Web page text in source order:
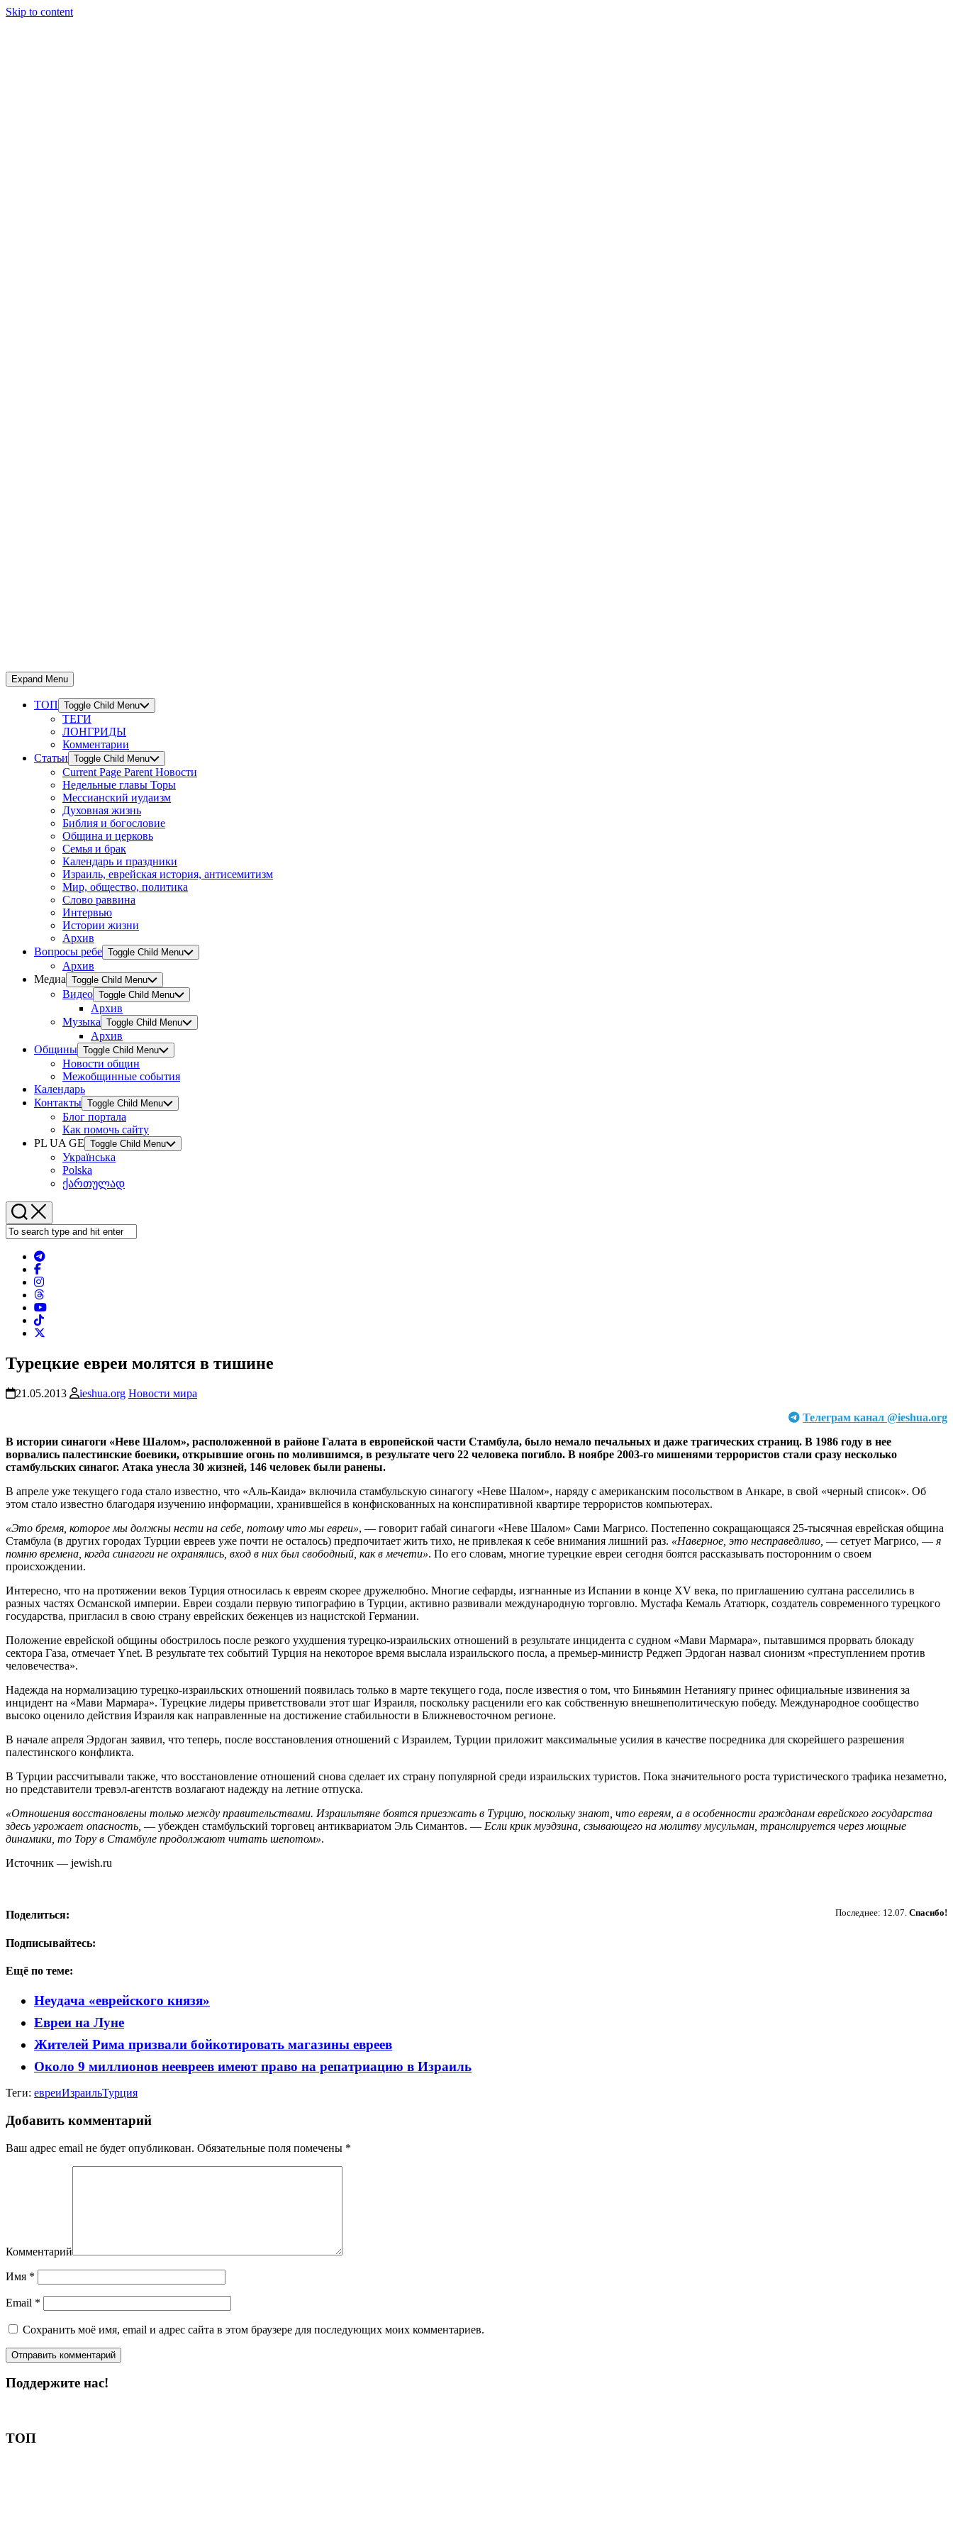
Skip to content
Expand Menu
ТОП Toggle Child Menu
ТЕГИ
ЛОНГРИДЫ
Комментарии
Статьи Toggle Child Menu
Current Page Parent Новости
Недельные главы Торы
Мессианский иудаизм
Духовная жизнь
Библия и богословие
Община и церковь
Семья и брак
Календарь и праздники
Израиль, еврейская история, антисемитизм
Мир, общество, политика
Слово раввина
Интервью
Истории жизни
Архив
Вопросы ребе Toggle Child Menu
Архив
Медиа Toggle Child Menu
Видео Toggle Child Menu
Архив
Музыка Toggle Child Menu
Архив
Общины Toggle Child Menu
Новости общин
Межобщинные события
Календарь
Контакты Toggle Child Menu
Блог портала
Как помочь сайту
PL UA GE Toggle Child Menu
Українська
Polska
ქართულად
Турецкие евреи молятся в тишине
21.05.2013 ieshua.org Новости мира
Телеграм канал @ieshua.org
В истории синагоги «Неве Шалом», расположенной в районе Галата в европейской части Стамбула, было немало печальных и даже трагических страниц. В 1986 году в нее
ворвались палестинские боевики, открывшие огонь по молившимся, в результате чего 22 человека погибло. В ноябре 2003-го мишенями террористов стали сразу несколько
стамбульских синагог. Атака унесла 30 жизней, 146 человек были ранены.
В апреле уже текущего года стало известно, что «Аль-Каида» включила стамбульскую синагогу «Неве Шалом», наряду с американским посольством в Анкаре, в свой «черный список». Об
этом стало известно благодаря изучению информации, хранившейся в конфискованных на конспиративной квартире террористов компьютерах.
«Это бремя, которое мы должны нести на себе, потому что мы евреи», — говорит габай синагоги «Неве Шалом» Сами Магрисо. Постепенно сокращающаяся 25-тысячная еврейская община
Стамбула (в других городах Турции евреев уже почти не осталось) предпочитает жить тихо, не привлекая к себе внимания лишний раз. «Наверное, это несправедливо, — сетует Магрисо, — я
помню времена, когда синагоги не охранялись, вход в них был свободный, как в мечети». По его словам, многие турецкие евреи сегодня боятся рассказывать посторонним о своем
происхождении.
Интересно, что на протяжении веков Турция относилась к евреям скорее дружелюбно. Многие сефарды, изгнанные из Испании в конце XV века, по приглашению султана расселились в
разных частях Османской империи. Евреи создали первую типографию в Турции, активно развивали международную торговлю. Мустафа Кемаль Ататюрк, создатель современного турецкого
государства, пригласил в свою страну еврейских беженцев из нацистской Германии.
Положение еврейской общины обострилось после резкого ухудшения турецко-израильских отношений в результате инцидента с судном «Мави Мармара», пытавшимся прорвать блокаду
сектора Газа, отмечает Ynet. В результате тех событий Турция на некоторое время выслала израильского посла, а премьер-министр Реджеп Эрдоган назвал сионизм «преступлением против
человечества».
Надежда на нормализацию турецко-израильских отношений появилась только в марте текущего года, после известия о том, что Биньямин Нетаниягу принес официальные извинения за
инцидент на «Мави Мармара». Турецкие лидеры приветствовали этот шаг Израиля, поскольку расценили его как собственную внешнеполитическую победу. Международное сообщество
высоко оценило действия Израиля как направленные на достижение стабильности в Ближневосточном регионе.
В начале апреля Эрдоган заявил, что теперь, после восстановления отношений с Израилем, Турции приложит максимальные усилия в качестве посредника для скорейшего разрешения
палестинского конфликта.
В Турции рассчитывали также, что восстановление отношений снова сделает их страну популярной среди израильских туристов. Пока значительного роста туристического трафика незаметно,
но представители тревэл-агентств возлагают надежду на летние отпуска.
«Отношения восстановлены только между правительствами. Израильтяне боятся приезжать в Турцию, поскольку знают, что евреям, а в особенности гражданам еврейского государства
здесь угрожает опасность, — убежден стамбульский торговец антиквариатом Эль Симантов. — Если крик муэдзина, сзывающего на молитву мусульман, транслируется через мощные
динамики, то Тору в Стамбуле продолжают читать шепотом».
Источник — jewish.ru
Последнее: 12.07. Спасибо!
Поделиться:
Подписывайтесь:
Ещё по теме:
Неудача «еврейского князя»
Евреи на Луне
Жителей Рима призвали бойкотировать магазины евреев
Около 9 миллионов неевреев имеют право на репатриацию в Израиль
Теги: евреиИзраильТурция
Добавить комментарий
Ваш адрес email не будет опубликован. Обязательные поля помечены *
Комментарий
Имя *
Email *
Сохранить моё имя, email и адрес сайта в этом браузере для последующих моих комментариев.
Поддержите нас!
ТОП